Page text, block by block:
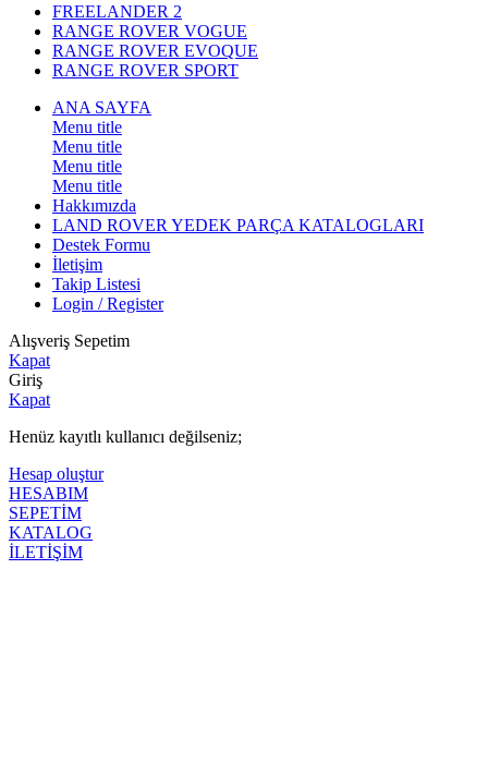
FREELANDER 2
RANGE ROVER VOGUE
RANGE ROVER EVOQUE
RANGE ROVER SPORT
ANA SAYFA
Menu title
Menu title
Menu title
Menu title
Hakkımızda
LAND ROVER YEDEK PARÇA KATALOGLARI
Destek Formu
İletişim
Takip Listesi
Login / Register
Alışveriş Sepetim
Kapat
Giriş
Kapat
Henüz kayıtlı kullanıcı değilseniz;
Hesap oluştur
HESABIM
SEPETİM
KATALOG
İLETİŞİM